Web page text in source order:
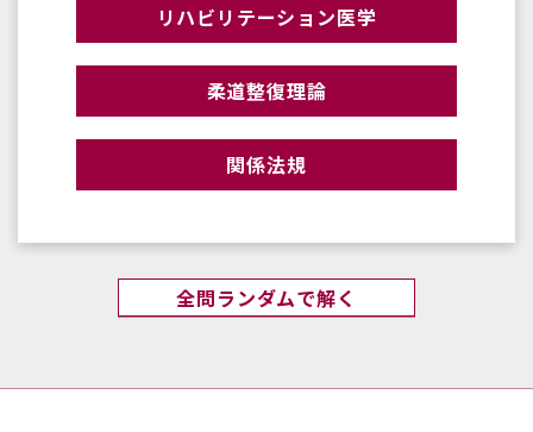
リハビリテーション医学
柔道整復理論
関係法規
全問ランダムで解く